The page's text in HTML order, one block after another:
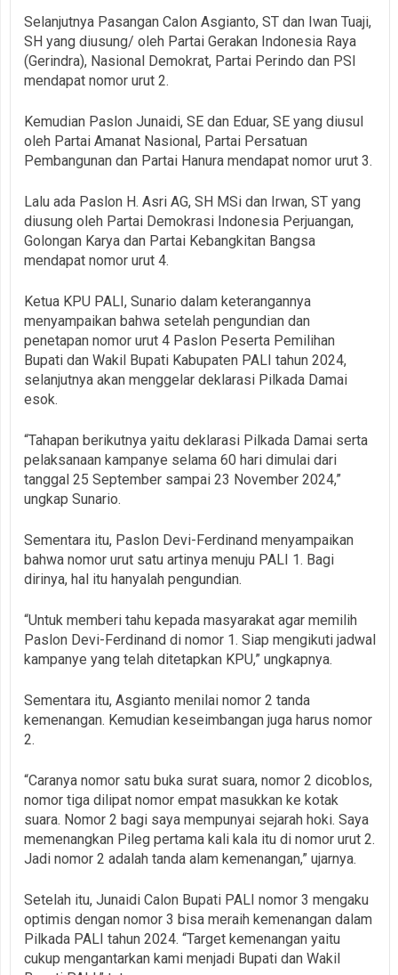
Selanjutnya Pasangan Calon Asgianto, ST dan Iwan Tuaji,
SH yang diusung/ oleh Partai Gerakan Indonesia Raya
(Gerindra), Nasional Demokrat, Partai Perindo dan PSI
mendapat nomor urut 2.
Kemudian Paslon Junaidi, SE dan Eduar, SE yang diusul
oleh Partai Amanat Nasional, Partai Persatuan
Pembangunan dan Partai Hanura mendapat nomor urut 3.
Lalu ada Paslon H. Asri AG, SH MSi dan Irwan, ST yang
diusung oleh Partai Demokrasi Indonesia Perjuangan,
Golongan Karya dan Partai Kebangkitan Bangsa
mendapat nomor urut 4.
Ketua KPU PALI, Sunario dalam keterangannya
menyampaikan bahwa setelah pengundian dan
penetapan nomor urut 4 Paslon Peserta Pemilihan
Bupati dan Wakil Bupati Kabupaten PALI tahun 2024,
selanjutnya akan menggelar deklarasi Pilkada Damai
esok.
“Tahapan berikutnya yaitu deklarasi Pilkada Damai serta
pelaksanaan kampanye selama 60 hari dimulai dari
tanggal 25 September sampai 23 November 2024,”
ungkap Sunario.
Sementara itu, Paslon Devi-Ferdinand menyampaikan
bahwa nomor urut satu artinya menuju PALI 1. Bagi
dirinya, hal itu hanyalah pengundian.
“Untuk memberi tahu kepada masyarakat agar memilih
Paslon Devi-Ferdinand di nomor 1. Siap mengikuti jadwal
kampanye yang telah ditetapkan KPU,” ungkapnya.
Sementara itu, Asgianto menilai nomor 2 tanda
kemenangan. Kemudian keseimbangan juga harus nomor
2.
“Caranya nomor satu buka surat suara, nomor 2 dicoblos,
nomor tiga dilipat nomor empat masukkan ke kotak
suara. Nomor 2 bagi saya mempunyai sejarah hoki. Saya
memenangkan Pileg pertama kali kala itu di nomor urut 2.
Jadi nomor 2 adalah tanda alam kemenangan,” ujarnya.
Setelah itu, Junaidi Calon Bupati PALI nomor 3 mengaku
optimis dengan nomor 3 bisa meraih kemenangan dalam
Pilkada PALI tahun 2024. “Target kemenangan yaitu
cukup mengantarkan kami menjadi Bupati dan Wakil